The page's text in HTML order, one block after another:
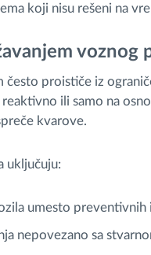
koji nisu rešeni na
voznog
često proističe iz
reaktivno ili samo na
kvarove.
uključuju:
umesto
nepovezano sa